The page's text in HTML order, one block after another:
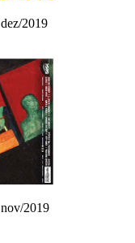
dez/2019
nov/2019